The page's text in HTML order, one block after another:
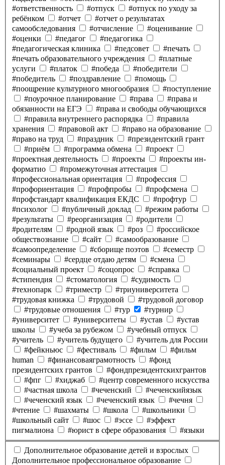
#ответственность
#отпуск
#отпуск по уходу за
ребёнком
#отчет
#отчет о результатах
самообследования
#отчисление
#оценивание
#оценки
#педагог
#педагогика
#педагогическая клиника
#педсовет
#печать
#печать образовательного учреждения
#платные
услуги
#платок #победа
#победители
#победитель
#поздравление
#помощь
#поощрение культурного многообразия
#поступление
#поурочное планирование
#права
#права и
обязанности на ЕГЭ
#права и свободы обучающихся
#правила внутреннего распорядка
#правила
хранения
#правовой акт
#право на образование
#право на труд
#праздник
#президентский грант
#приём
#программа обмена
#проект
#проектная деятельность
#проекты
#проекты ин-
форматио
#промежуточная аттестация
#профессиональная ориентация
#профессия
#профориентация
#профпробы
#профсмена
#профстандарт квалификация ЕКДС
#профтур
#психолог
#публичный доклад
#режим работы
#результаты
#реорганизация
#родители
#родителям
#родной язык #роз
#российское
обществознание
#сайт
#самообразование
#самоопределение
#сборище поэтов
#семестр
#семинары
#сердце отдаю детям
#смена
#социальный проект
#соцопрос
#справка
#стипендия
#стоматология
#судимость
#технопарк
#триместр
#триуниверситета
#трудовая книжка
#трудовой
#трудовой договор
#трудовые отношения
#тур
#турнир
#университет
#университеты #устав
#устав
школы
#учеба за рубежом
#учебный отпуск
#учитель
#учитель будущего
#учитель для России
#фейкньюс
#фестиваль #фильм
#фильм
human
#финансоваяграмотность
#фонд
президентских грантов
#фондпрезидентскихгрантов
#фпг
#хиджаб
#центр современного искусства
#частная школа
#чеченский
#чеченскийязык
#чеченский язык
#чеченский язык
#чечня
#чтение
#шахматы #школа
#школьники
#школьный сайт
#шос #эссе
#эффект
пигмалиона
#юрист в сфере образования #языки
Дополнительное образование детей и взрослых
Дополнительное профессиональное образование